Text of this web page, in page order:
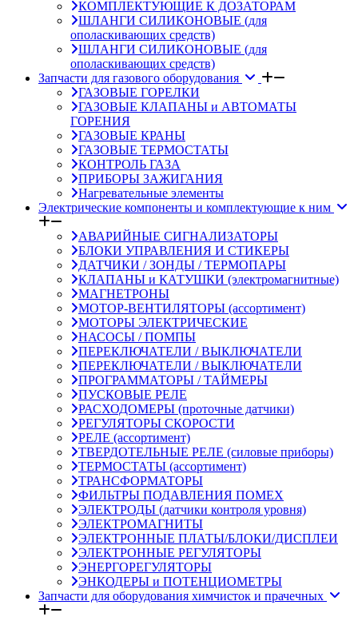
КОМПЛЕКТУЮЩИЕ К ДОЗАТОРАМ
ШЛАНГИ СИЛИКОНОВЫЕ (для
ополаскивающих средств)
ШЛАНГИ СИЛИКОНОВЫЕ (для
ополаскивающих средств)
Запчасти для газового оборудования
ГАЗОВЫЕ ГОРЕЛКИ
ГАЗОВЫЕ КЛАПАНЫ и АВТОМАТЫ
ГОРЕНИЯ
ГАЗОВЫЕ КРАНЫ
ГАЗОВЫЕ ТЕРМОСТАТЫ
КОНТРОЛЬ ГАЗА
ПРИБОРЫ ЗАЖИГАНИЯ
Нагревательные элементы
Электрические компоненты и комплектующие к ним
АВАРИЙНЫЕ СИГНАЛИЗАТОРЫ
БЛОКИ УПРАВЛЕНИЯ И СТИКЕРЫ
ДАТЧИКИ / ЗОНДЫ / ТЕРМОПАРЫ
КЛАПАНЫ и КАТУШКИ (электромагнитные)
МАГНЕТРОНЫ
МОТОР-ВЕНТИЛЯТОРЫ (ассортимент)
МОТОРЫ ЭЛЕКТРИЧЕСКИЕ
НАСОСЫ / ПОМПЫ
ПЕРЕКЛЮЧАТЕЛИ / ВЫКЛЮЧАТЕЛИ
ПЕРЕКЛЮЧАТЕЛИ / ВЫКЛЮЧАТЕЛИ
ПРОГРАММАТОРЫ / ТАЙМЕРЫ
ПУСКОВЫЕ РЕЛЕ
РАСХОДОМЕРЫ (проточные датчики)
РЕГУЛЯТОРЫ СКОРОСТИ
РЕЛЕ (ассортимент)
ТВЕРДОТЕЛЬНЫЕ РЕЛЕ (силовые приборы)
ТЕРМОСТАТЫ (ассортимент)
ТРАНСФОРМАТОРЫ
ФИЛЬТРЫ ПОДАВЛЕНИЯ ПОМЕХ
ЭЛЕКТРОДЫ (датчики контроля уровня)
ЭЛЕКТРОМАГНИТЫ
ЭЛЕКТРОННЫЕ ПЛАТЫ/БЛОКИ/ДИСПЛЕИ
ЭЛЕКТРОННЫЕ РЕГУЛЯТОРЫ
ЭНЕРГОРЕГУЛЯТОРЫ
ЭНКОДЕРЫ и ПОТЕНЦИОМЕТРЫ
Запчасти для оборудования химчисток и прачечных